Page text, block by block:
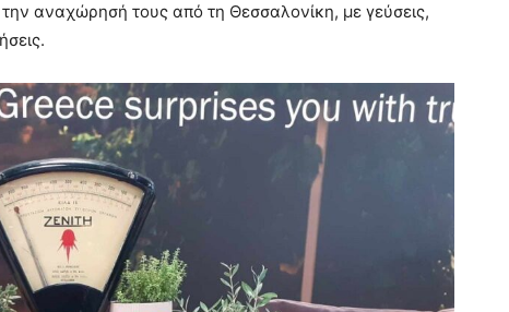
την αναχώρησή τους από τη Θεσσαλονίκη, με γεύσεις,